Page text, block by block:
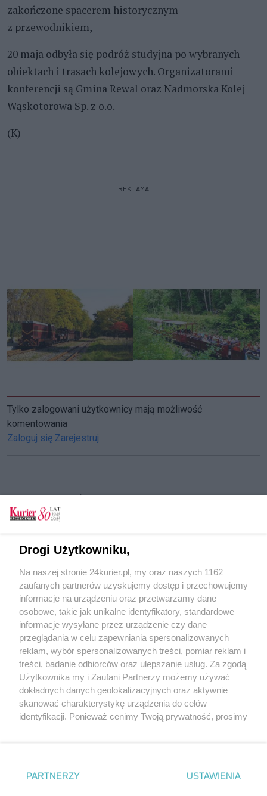
zakończone spacerem historycznym
z przewodnikiem,
20 maja odbyła się podróż studyjna po wybranych
obiektach i trasach kolejowych. Organizatorami
konferencji są Gmina Rewal oraz Nadmorska Kolej
Wąskotorowa Sp. z o.o.
(K)
REKLAMA
Tylko zalogowani użytkownicy mają możliwość
komentowania
Zaloguj się Zarejestruj
CZYTAJ TAKŻE
Społecznicy długo na to czekali
Nadmorska kolejka zaprasza na zimowe
przejażdżki
Rewalska ciuchcia przewiozła milionowego
pasażera [GALERIA]
POGODA
24℃
Zobacz prognozę na 3 dni
Copyright © 2022 Kurier Szczeciński sp. z o.o.
Wszelkie prawa zastrzeżone
Drogi Użytkowniku,
Na naszej stronie 24kurier.pl, my oraz naszych 1162
zaufanych partnerów uzyskujemy dostęp i przechowujemy
informacje na urządzeniu oraz przetwarzamy dane
osobowe, takie jak unikalne identyfikatory, standardowe
informacje wysyłane przez urządzenie czy dane
przeglądania w celu zapewniania spersonalizowanych
reklam, wybór spersonalizowanych treści, pomiar reklam i
treści, badanie odbiorców oraz ulepszanie usług. Za zgodą
Użytkownika my i Zaufani Partnerzy możemy używać
dokładnych danych geolokalizacyjnych oraz aktywnie
skanować charakterystykę urządzenia do celów
identyfikacji. Ponieważ cenimy Twoją prywatność, prosimy
prywatności znajdujący się w lewym dolnym rogu strony
. Niektóre rodzaje przetwarzania danych nie wymagają
PARTNERZY USTAWIENIA